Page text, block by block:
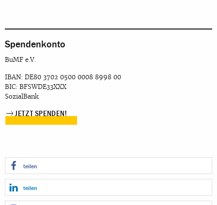
Spendenkonto
BuMF e.V.
IBAN: DE80 3702 0500 0008 8998 00
BIC: BFSWDE33XXX
SozialBank
JETZT SPENDEN!
teilen
teilen